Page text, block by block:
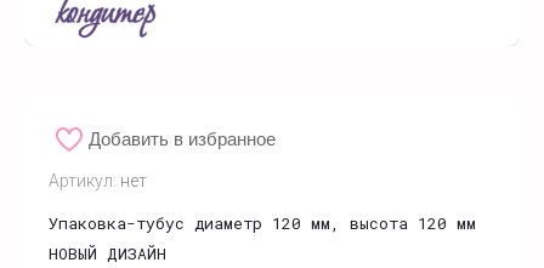
Артикул: нет
Упаковка-тубус диаметр 120 мм, высота 120 мм
НОВЫЙ ДИЗАЙН
Добавить в избранное